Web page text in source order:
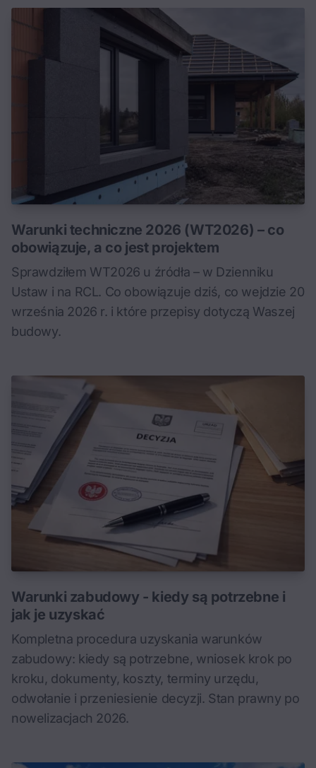
Warunki techniczne 2026 (WT2026) – co
obowiązuje, a co jest projektem
Sprawdziłem WT2026 u źródła – w Dzienniku
Ustaw i na RCL. Co obowiązuje dziś, co wejdzie 20
września 2026 r. i które przepisy dotyczą Waszej
budowy.
Warunki zabudowy - kiedy są potrzebne i
jak je uzyskać
Kompletna procedura uzyskania warunków
zabudowy: kiedy są potrzebne, wniosek krok po
kroku, dokumenty, koszty, terminy urzędu,
odwołanie i przeniesienie decyzji. Stan prawny po
nowelizacjach 2026.